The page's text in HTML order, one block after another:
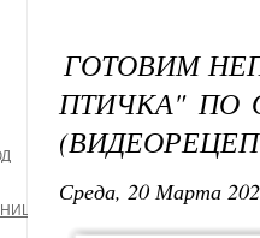
ГОТОВИМ
ПТИЧКА" ПО
Среда, 20 Марта